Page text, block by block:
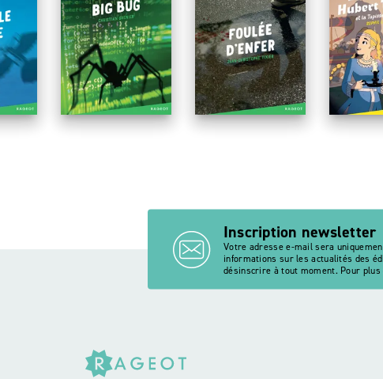
11/2025 416 PAGES
de trop
PARUTION : 06/11/2025
192 PAGES
HEURE NOIRE
Mortelle Venise
PARUTION : 06/11/2025
256
HEURE NOIRE
Big bug
HEURE
Inscription newsletter
Votre adresse e-mail sera
informations sur les actualités des
désinscrire à tout moment. Pour plus